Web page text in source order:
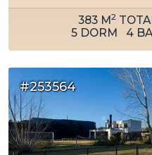
383M2
5DORM 4
#253564